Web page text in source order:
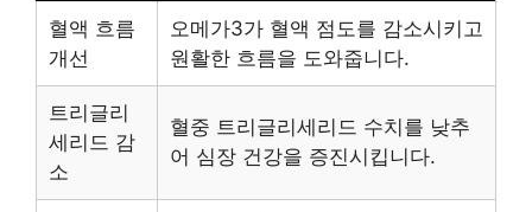
혈액 흐름
개선
오메가3가 혈액 점도를 감소시키고
원활한 흐름을 도와줍니다.
트리글리
세리드 감
소
혈중 트리글리세리드 수치를 낮추
어 심장 건강을 증진시킵니다.